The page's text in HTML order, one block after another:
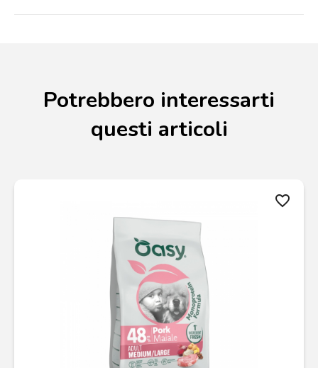
Potrebbero interessarti
questi articoli
favorite_border